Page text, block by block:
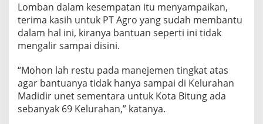
Lomban dalam kesempatan itu menyampaikan,
terima kasih untuk PT Agro yang sudah membantu
dalam hal ini, kiranya bantuan seperti ini tidak
mengalir sampai disini.
“Mohon lah restu pada manejemen tingkat atas
agar bantuanya tidak hanya sampai di Kelurahan
Madidir unet sementara untuk Kota Bitung ada
sebanyak 69 Kelurahan,” katanya.